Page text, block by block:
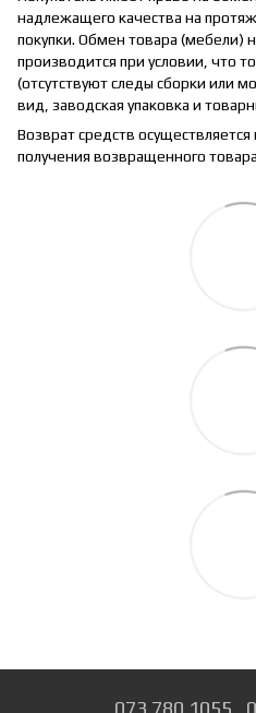
надлежащего качества на
покупки. Обмен товара (мебели)
производится при условии, что
(отсутствуют следы сборки или
вид, заводская упаковка и
Возврат средств
получения возвращенного
073 780 1055